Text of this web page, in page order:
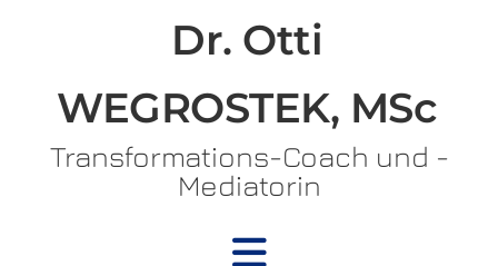
Dr. Otti
WEGROSTEK, MSc
Transformations-Coach und -
Mediatorin